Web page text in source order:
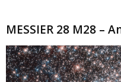
MESSIER 28 M28 –